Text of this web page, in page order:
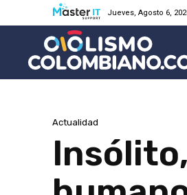
Jueves, Agosto 6,
Actualidad